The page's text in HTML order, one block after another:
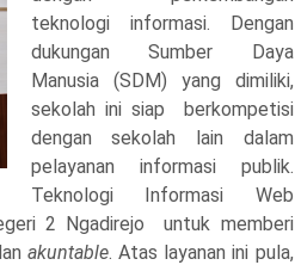
teknologi informasi. Dengan
dukungan Sumber Daya
Manusia (SDM) yang dimiliki,
sekolah ini siap berkompetisi
dengan sekolah lain dalam
pelayanan informasi publik.
Teknologi Informasi Web
2 Ngadirejo untuk memberi
akuntable. Atas layanan ini pula,